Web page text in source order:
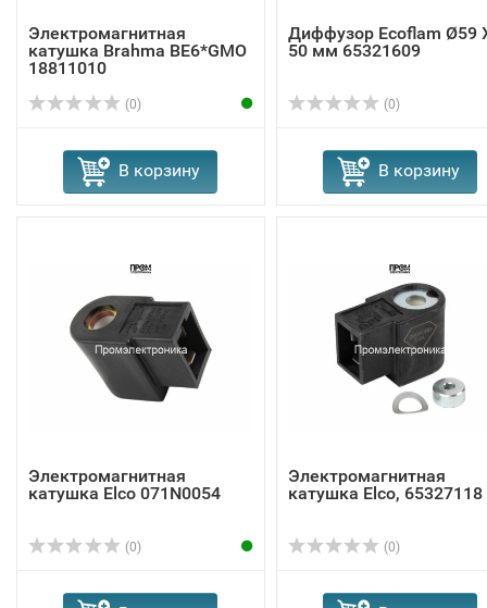
Электромагнитная
катушка Brahma BE6*GMO
18811010
(0)
В корзину
Диффузор Ecoflam Ø59
50 мм 65321609
(0)
В корзину
Электромагнитная
катушка Elco 071N0054
(0)
Электромагнитная
катушка Elco, 65327118
(0)